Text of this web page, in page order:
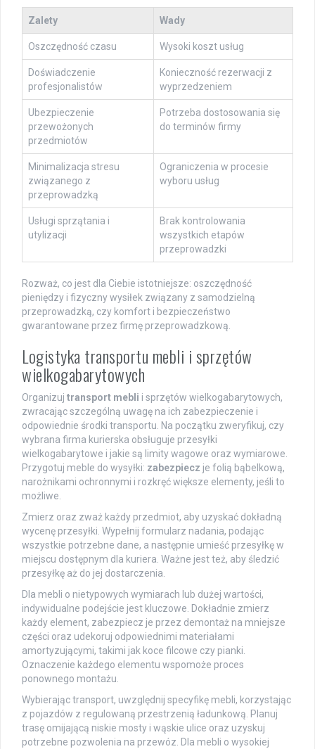
Zalety Wady
Oszczędność czasu Wysoki koszt usług
Doświadczenie
profesjonalistów
Konieczność rezerwacji z
wyprzedzeniem
Ubezpieczenie
przewożonych
przedmiotów
Potrzeba dostosowania się
do terminów firmy
Minimalizacja stresu
związanego z
przeprowadzką
Ograniczenia w procesie
wyboru usług
Usługi sprzątania i
utylizacji
Brak kontrolowania
wszystkich etapów
przeprowadzki
Rozważ, co jest dla Ciebie istotniejsze: oszczędność
pieniędzy i fizyczny wysiłek związany z samodzielną
przeprowadzką, czy komfort i bezpieczeństwo
gwarantowane przez firmę przeprowadzkową.
Logistyka transportu mebli i sprzętów
wielkogabarytowych
Organizuj transport mebli i sprzętów wielkogabarytowych,
zwracając szczególną uwagę na ich zabezpieczenie i
odpowiednie środki transportu. Na początku zweryfikuj, czy
wybrana firma kurierska obsługuje przesyłki
wielkogabarytowe i jakie są limity wagowe oraz wymiarowe.
Przygotuj meble do wysyłki: zabezpiecz je folią bąbelkową,
narożnikami ochronnymi i rozkręć większe elementy, jeśli to
możliwe.
Zmierz oraz zważ każdy przedmiot, aby uzyskać dokładną
wycenę przesyłki. Wypełnij formularz nadania, podając
wszystkie potrzebne dane, a następnie umieść przesyłkę w
miejscu dostępnym dla kuriera. Ważne jest też, aby śledzić
przesyłkę aż do jej dostarczenia.
Dla mebli o nietypowych wymiarach lub dużej wartości,
indywidualne podejście jest kluczowe. Dokładnie zmierz
każdy element, zabezpiecz je przez demontaż na mniejsze
części oraz udekoruj odpowiednimi materiałami
amortyzującymi, takimi jak koce filcowe czy pianki.
Oznaczenie każdego elementu wspomoże proces
ponownego montażu.
Wybierając transport, uwzględnij specyfikę mebli, korzystając
z pojazdów z regulowaną przestrzenią ładunkową. Planuj
trasę omijającą niskie mosty i wąskie ulice oraz uzyskuj
potrzebne pozwolenia na przewóz. Dla mebli o wysokiej